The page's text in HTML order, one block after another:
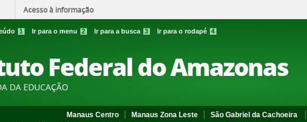
Acesso à informação
1 Ir para o menu 2 Ir para a busca 3 Ir para o rodapé 4
Federal do Amazonas
DA EDUCAÇÃO
Manaus Centro Manaus Zona Leste São Gabriel da Cachoeira